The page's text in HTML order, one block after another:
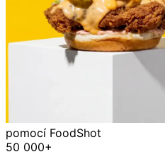
pomocí FoodShot
50 000+